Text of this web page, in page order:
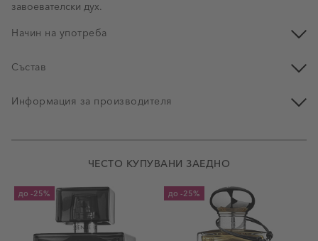
завоевателски дух.
Начин на употреба
Състав
Информация за производителя
ЧЕСТО КУПУВАНИ ЗАЕДНО
до -25% до -25%